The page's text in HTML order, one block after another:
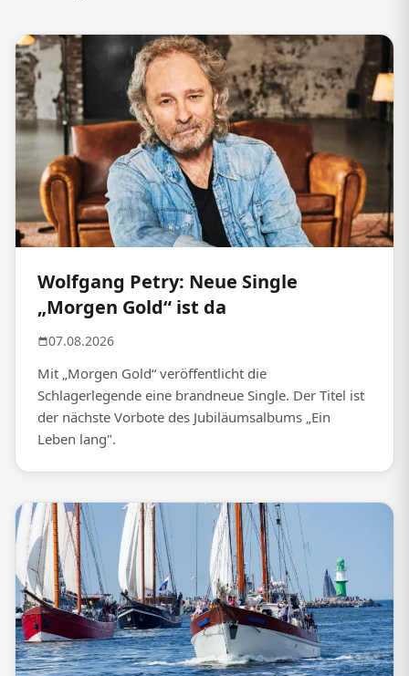
Wolfgang Petry: Neue Single
„Morgen Gold“ ist da
07.08.2026
Mit „Morgen Gold“ veröffentlicht die
Schlagerlegende eine brandneue Single. Der Titel ist
der nächste Vorbote des Jubiläumsalbums „Ein
Leben lang".